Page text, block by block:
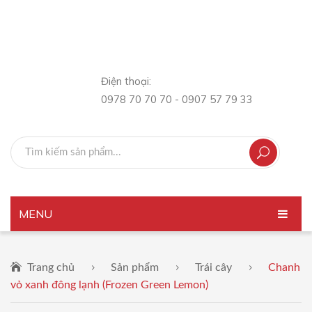
Điện thoại:
0978 70 70 70 - 0907 57 79 33
MENU
GIỚI THIỆU
Trang chủ Sản phẩm Trái cây
Chanh
vỏ xanh đông lạnh (Frozen Green Lemon)